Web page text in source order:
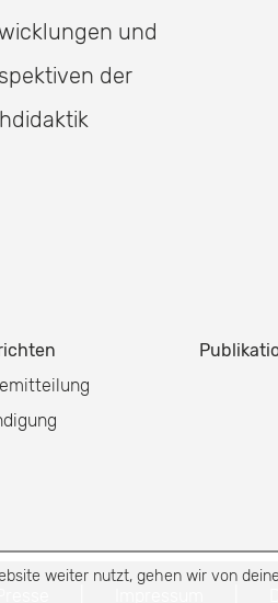
weiter nutzt, gehen wir von
und
der